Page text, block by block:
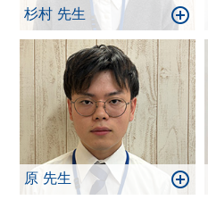
杉村 先生
原 先生